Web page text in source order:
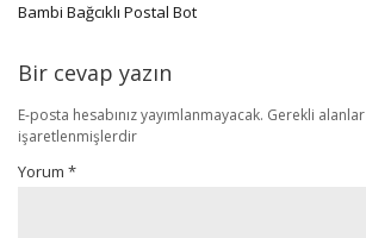
Bambi Bağcıklı Postal Bot
Bir cevap yazın
E-posta hesabınız yayımlanmayacak. Gerekli alanlar
işaretlenmişlerdir
Yorum *